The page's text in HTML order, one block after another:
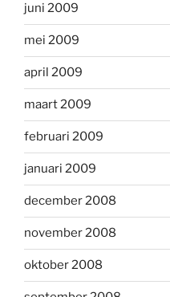
juni 2009
mei 2009
april 2009
maart 2009
februari 2009
januari 2009
december 2008
november 2008
oktober 2008